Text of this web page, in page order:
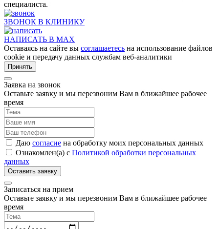
специалиста.
ЗВОНОК В КЛИНИКУ
НАПИСАТЬ В MAX
Оставаясь на сайте вы соглашаетесь на использование файлов
cookie и передачу данных службам веб-аналитики
Принять
Заявка на звонок
Оставьте заявку и мы перезвоним Вам в ближайшее рабочее
время
Даю согласие на обработку моих персональных данных
Ознакомлен(а) с Политикой обработки персональных
данных
Записаться на прием
Оставьте заявку и мы перезвоним Вам в ближайшее рабочее
время